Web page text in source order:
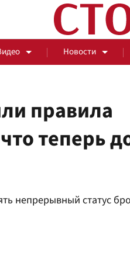
Новости
За
правила
теперь
непрерывный статус